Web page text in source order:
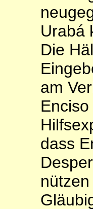
Urabá
Die
am
dass